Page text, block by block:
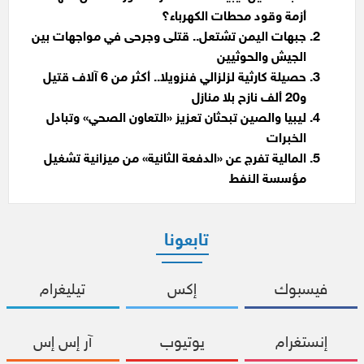
أزمة وقود محطات الكهرباء؟
جبهات اليمن تشتعل.. قتلى وجرحى في مواجهات بين
الجيش والحوثيين
حصيلة كارثية لزلزالي فنزويلا.. أكثر من 6 آلاف قتيل
و20 ألف نازح بلا منازل
ليبيا والصين تبحثان تعزيز «التعاون الصحي» وتبادل
الخبرات
المالية تفرج عن «الدفعة الثانية» من ميزانية تشغيل
مؤسسة النفط
تابعونا
فيسبوك إكس تيليغرام
إنستغرام يوتيوب آر إس إس